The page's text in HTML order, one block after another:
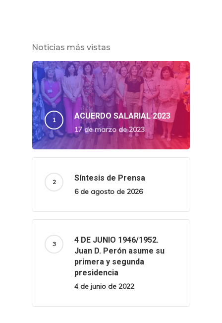
Noticias más vistas
ACUERDO SALARIAL 2023
17 de marzo de 2023
Síntesis de Prensa
6 de agosto de 2026
4 DE JUNIO 1946/1952.
Juan D. Perón asume su
primera y segunda
presidencia
4 de junio de 2022